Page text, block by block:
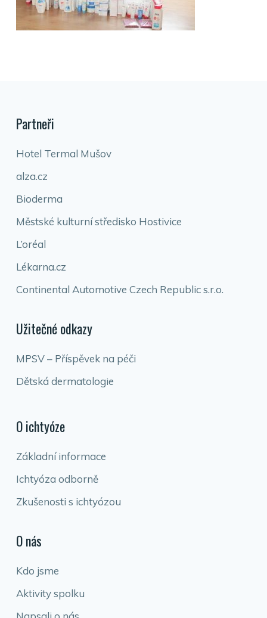
Partneři
Hotel Termal Mušov
alza.cz
Bioderma
Městské kulturní středisko Hostivice
L’oréal
Lékarna.cz
Continental Automotive Czech Republic s.r.o.
Užitečné odkazy
MPSV – Příspěvek na péči
Dětská dermatologie
O ichtyóze
Základní informace
Ichtyóza odborně
Zkušenosti s ichtyózou
O nás
Kdo jsme
Aktivity spolku